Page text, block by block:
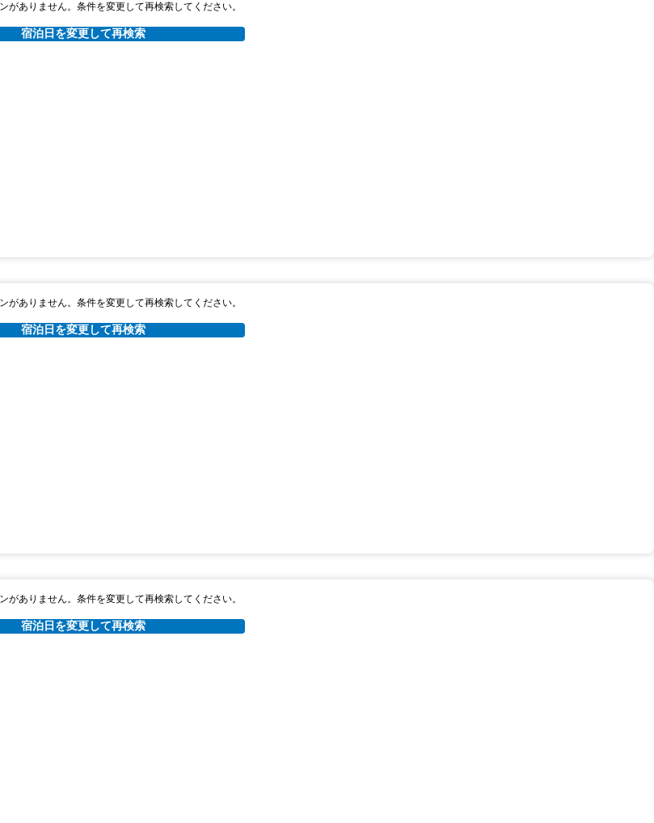
がありません。条件を変更して再検索してください。
宿泊日を変更して再検索
がありません。条件を変更して再検索してください。
宿泊日を変更して再検索
がありません。条件を変更して再検索してください。
宿泊日を変更して再検索